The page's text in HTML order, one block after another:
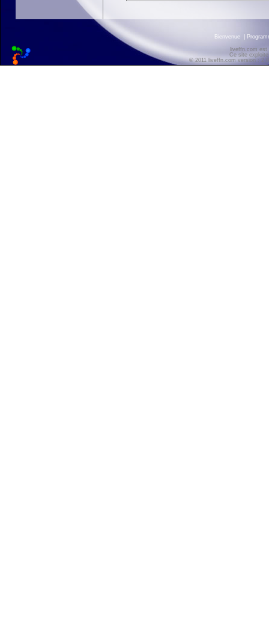
Bienvenue
liveffn.com est
Ce site
© 2011 liveffn.com version :